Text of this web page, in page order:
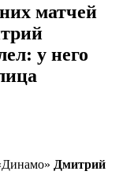
матчей
у него
Дмитрий